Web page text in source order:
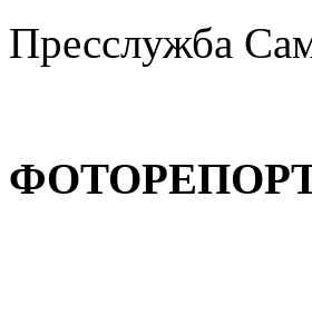
Пресслужба